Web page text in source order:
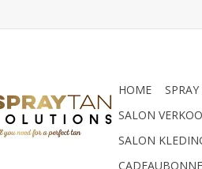
HOME
SALON
SALON